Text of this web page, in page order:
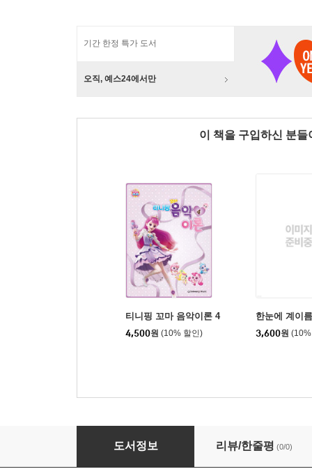
기간 한정 특가 도서
오직, 예스24에서만
이 책을 구입하신 분
티니핑 꼬마 음악이론 4
4,500원 (10% 할인)
한눈에 계이
3,600원
티니핑 꼬마 바이엘 3
도서정보 리뷰/한줄평 (0/0)